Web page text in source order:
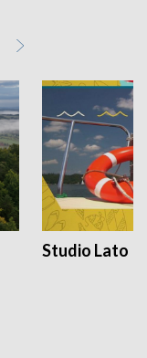
Studio Lato